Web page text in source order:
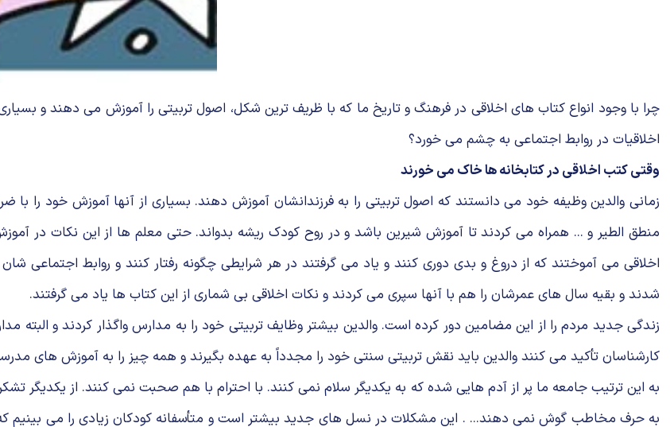
چرا با وجود انواع كتاب هاى اخلاقى در فرهنگ و تاریخ ما كه با ظریف ترین شكل، اصول تربیتى را آموزش مى دهند و
اخلاقیات در روابط اجتماعى به چشم مى خورد؟
وقتى كتب اخلاقى در كتابخانه ها خاك مى خورند
زمانى والدین وظیفه خود می دانستند كه اصول تربیتى را به فرزندانشان آموزش دهند. بسیارى از آنها آموزش خود را
منطق الطیر و ... همراه مى كردند تا آموزش شیرین باشد و در روح كودك ریشه بدواند. حتى معلم ها از این نكات در
اخلاقى مى آموختند كه از دروغ و بدى دورى كنند و یاد مى گرفتند در هر شرایطى چگونه رفتار كنند و روابط اجتماعى
شدند و بقیه سال های عمرشان را هم با آنها سپری می کردند و نکات اخلاقی بی شماری از این کتاب ها یاد می گرفتند.
زندگى جدید مردم را از این مضامین دور كرده است. والدین بیشتر وظایف تربیتى خود را به مدارس واگذار كردند و
كارشناسان تأكید مى كنند والدین باید نقش تربیتى سنتى خود را مجدداً به عهده بگیرند و همه چیز را به آموزش هاى
به این ترتیب جامعه ما پر از آدم هایى شده كه به یكدیگر سلام نمى كنند. با احترام با هم صحبت نمى كنند. از یكدیگر
به حرف مخاطب گوش نمى دهند... . این مشكلات در نسل هاى جدید بیشتر است و متأسفانه كودكان زیادى را مى بینیم كه